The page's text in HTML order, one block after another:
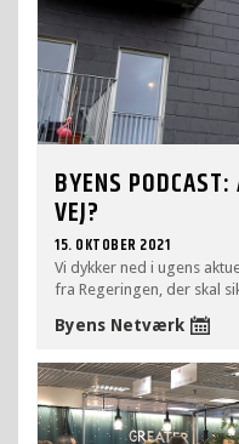
BYENS
VEJ?
15. OKTOBER 2021
Vi dykker ned i ugens
fra Regeringen, der skal
Byens Netværk